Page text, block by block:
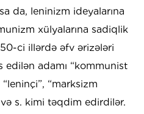
da, leninizm ideyalarına
xülyalarına sadiqlik
ci illərdə əfv ərizələri
edilən adamı “kommunist
“marksizm
s. kimi təqdim edirdilər.